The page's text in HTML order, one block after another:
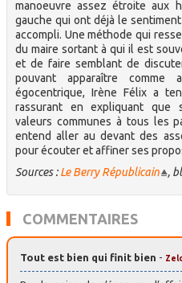
manoeuvre assez étroite aux
gauche qui ont déjà le
accompli. Une méthode qui
du maire sortant à qui il est
et de faire semblant de
pouvant apparaître
égocentrique, Irène Félix a
rassurant en expliquant que
valeurs communes à tous les
entend aller au devant des
pour écouter et affiner ses
Sources :Le Berry Républicain ,
COMMENTAIRES
Tout est bien qui finit bien -